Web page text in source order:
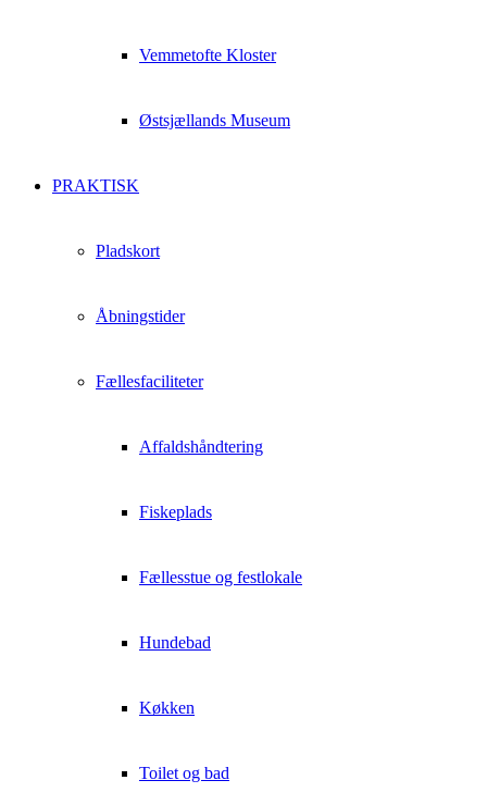
Vemmetofte Kloster
Østsjællands Museum
PRAKTISK
Pladskort
Åbningstider
Fællesfaciliteter
Affaldshåndtering
Fiskeplads
Fællesstue og festlokale
Hundebad
Køkken
Toilet og bad